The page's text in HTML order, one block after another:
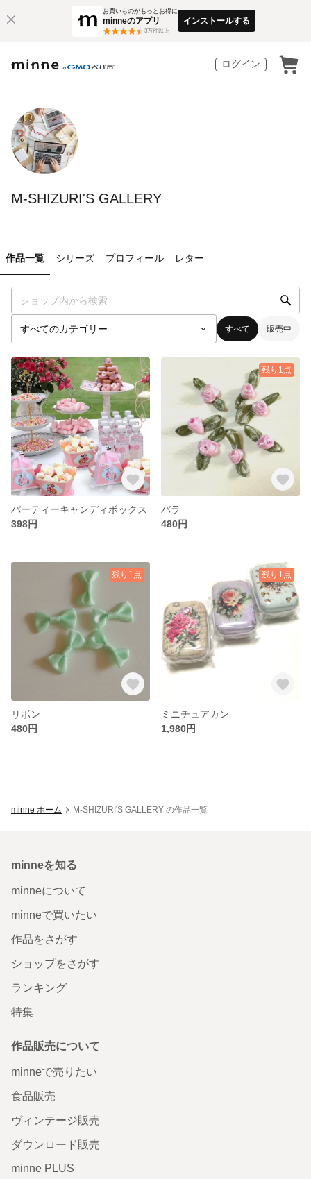
お買いものがもっとお得に
minneのアプリ
3万件以上
インストールする
ログイン
M-SHIZURI'S GALLERY
作品一覧 シリーズ プロフィール レター
すべて 販売中
パーティーキャンディボックス
398円
残り1点
バラ
480円
残り1点
リボン
480円
残り1点
ミニチュアカン
1,980円
minne ホーム M-SHIZURI'S GALLERY の作品一覧
minneを知る
minneについて
minneで買いたい
作品をさがす
ショップをさがす
ランキング
特集
作品販売について
minneで売りたい
食品販売
ヴィンテージ販売
ダウンロード販売
minne PLUS